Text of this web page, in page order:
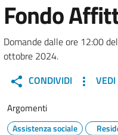
Fondo
Domande dalle ore 12:00
ottobre 2024.
CONDIVIDI
Argomenti
Assistenza sociale